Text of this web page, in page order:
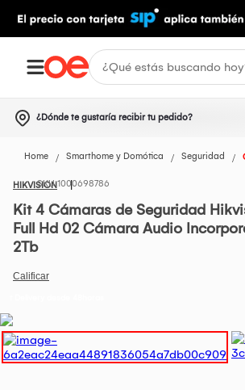
¿Dónde te gustaría recibir tu pedido?
Home Smarthome y Domótica Seguridad
HIKVISION1000698786
Kit 4 Cámaras de Seguridad
Full Hd 02 Cámara Audio
2Tb